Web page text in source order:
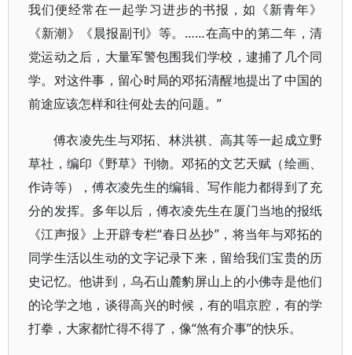
我们便经常在一起学习进步的书报，如《新青年》
《新潮》《晨报副刊》等。……在高中的第二年，清
党运动之后，大量军警包围我们学校，逮捕了几个同
学。对这件事，留心时局的邓拓清醒地提出了中国的
前途应该怎样和往何处去的问题。”
傅衣凌先生与邓拓、林洪祺、高其等一起成立野
草社，编印《野草》刊物。邓拓的文艺天赋（绘画、
作诗等），傅衣凌先生的编辑、写作能力都得到了充
分的发挥。多年以后，傅衣凌先生在厦门当地的报纸
《江声报》上开辟专栏“春日丛抄”，将当年与邓拓的
同学生活以生动的文字记录下来，留给我们宝贵的历
史记忆。他讲到，乌石山麓豹屏山上的小佛寺是他们
的论学之地，谈得高兴的时候，有的唱京腔，有的学
打拳，大家都忙得不得了，像“煞有介事”的快乐。